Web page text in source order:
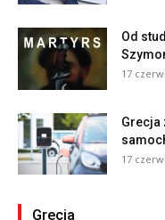
Od
17
Grecja
17
Grecja